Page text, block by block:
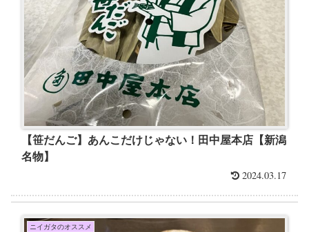
【笹だんご】あんこだけじゃない！田中屋本店【新潟
名物】
2024.03.17
ニイガタのオススメ